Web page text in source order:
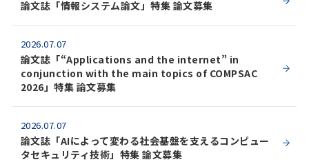
論文誌「情報システム論文」特集 論文募集
2026.07.07
論文誌「“Applications and the internet” in
conjunction with the main topics of COMPSAC
2026」特集 論文募集
2026.07.07
論文誌「AIによって変わる社会基盤を支えるコンピュー
タセキュリティ技術」特集 論文募集